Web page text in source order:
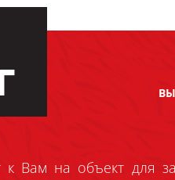
Вам на объект для